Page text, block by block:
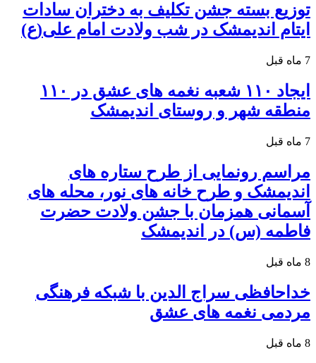
توزیع بسته جشن تکلیف به دختران سادات
ایتام اندیمشک در شب ولادت امام علی(ع)
7 ماه قبل
ایجاد ۱۱۰ شعبه نغمه های عشق در ۱۱۰
منطقه شهر و روستای اندیمشک
7 ماه قبل
مراسم رونمایی از طرح ستاره های
اندیمشک و طرح خانه های نور، محله های
آسمانی همزمان با جشن ولادت حضرت
فاطمه (س) در اندیمشک
8 ماه قبل
خداحافظی سراج الدین با شبکه فرهنگی
مردمی نغمه های عشق
8 ماه قبل